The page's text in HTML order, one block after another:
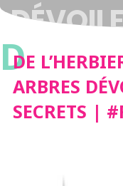
DDE
ARBRES
SECRETS |